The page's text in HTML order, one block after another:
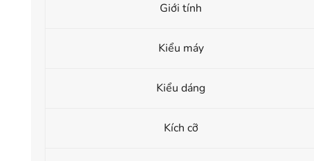
Giới tính
Kiểu máy
Kiểu dáng
Kích cỡ